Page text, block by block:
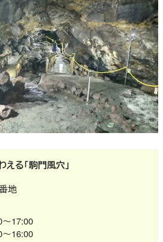
る「駒門風穴」
地
17:00
16:00